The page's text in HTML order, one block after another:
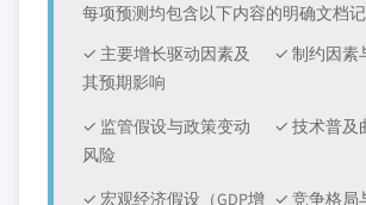
每项预测均包含以下内容的明确文档记
✓ 主要增长驱动因素及
其预期影响
✓ 制约因素
✓ 监管假设与政策变动
风险
✓ 技术普及
✓ 宏观经济假设（GDP增 ✓ 竞争格局